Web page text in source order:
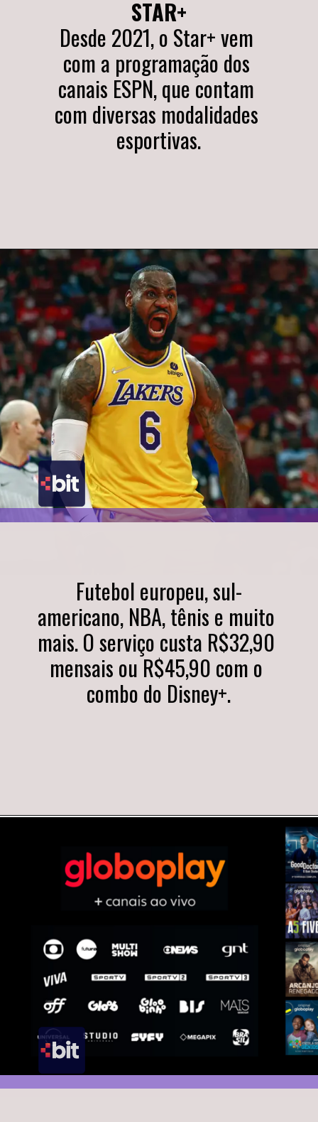
STAR+
Desde 2021, o Star+ vem
com a programação dos
canais ESPN, que contam
com diversas modalidades
esportivas.
Futebol europeu, sul-
americano, NBA, tênis e muito
mais. O serviço custa R$32,90
mensais ou R$45,90 com o
combo do Disney+.